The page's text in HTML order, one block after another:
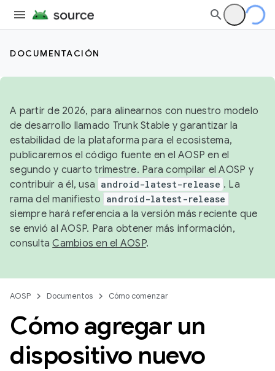
DOCUMENTACIÓN
A partir de 2026, para alinearnos con nuestro modelo
de desarrollo llamado Trunk Stable y garantizar la
estabilidad de la plataforma para el ecosistema,
publicaremos el código fuente en el AOSP en el
segundo y cuarto trimestre. Para compilar el AOSP y
contribuir a él, usa android-latest-release . La
rama del manifiesto android-latest-release
siempre hará referencia a la versión más reciente que
se envió al AOSP. Para obtener más información,
consultaCambios en el AOSP.
AOSP Documentos Cómo comenzar
Cómo agregar un
dispositivo nuevo